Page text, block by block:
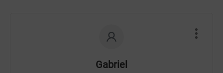
Gabriel